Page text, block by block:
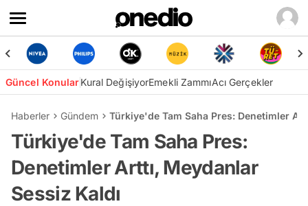
Güncel KonularKural DeğişiyorEmekli ZammıAcı Gerçekler
Haberler Gündem Türkiye'de Tam Saha Pres: Denetimler
Türkiye'de Tam Saha Pres:
Denetimler Arttı, Meydanlar
Sessiz Kaldı